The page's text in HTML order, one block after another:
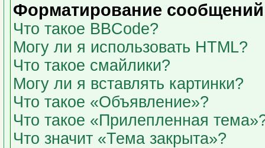
Форматирование
Что такое BBCode?
Могу ли я использовать HTML?
Что такое смайлики?
Могу ли я вставлять картинки?
Что такое «Объявление»?
Что такое «Прилепленная
Что значит «Тема закрыта»?